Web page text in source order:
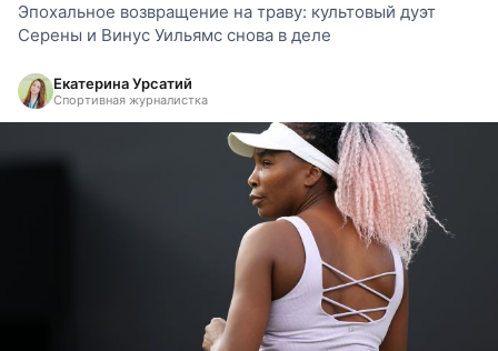
Эпохальное возвращение на траву: культовый дуэт
Серены и Винус Уильямс снова в деле
Екатерина Урсатий
Спортивная журналистка